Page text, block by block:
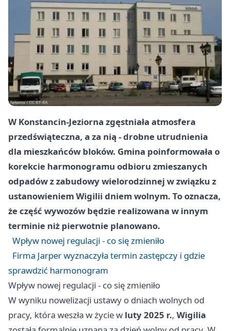
W Konstancin-Jeziorna zgęstniała atmosfera
przedświąteczna, a za nią - drobne utrudnienia
dla mieszkańców bloków. Gmina poinformowała o
korekcie harmonogramu odbioru zmieszanych
odpadów z zabudowy wielorodzinnej w związku z
ustanowieniem Wigilii dniem wolnym. To oznacza,
że część wywozów będzie realizowana w innym
terminie niż pierwotnie planowano.
Wpływ nowej regulacji - co się zmieniło
Firma Jarper wyznaczyła termin zastępczy i gdzie
sprawdzić harmonogram
Wpływ nowej regulacji - co się zmieniło
W wyniku nowelizacji ustawy o dniach wolnych od
pracy, która weszła w życie w luty 2025 r., Wigilia